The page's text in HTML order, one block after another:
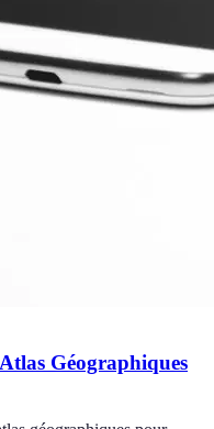
Géographiques